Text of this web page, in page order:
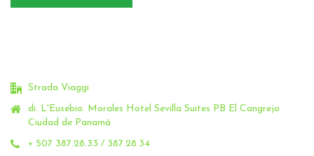
Strada Viaggi
di. L'Eusebio. Morales Hotel Sevilla Suites PB El Cangrejo
Ciudad de Panamá
+ 507 387.28.33 / 387.28.34